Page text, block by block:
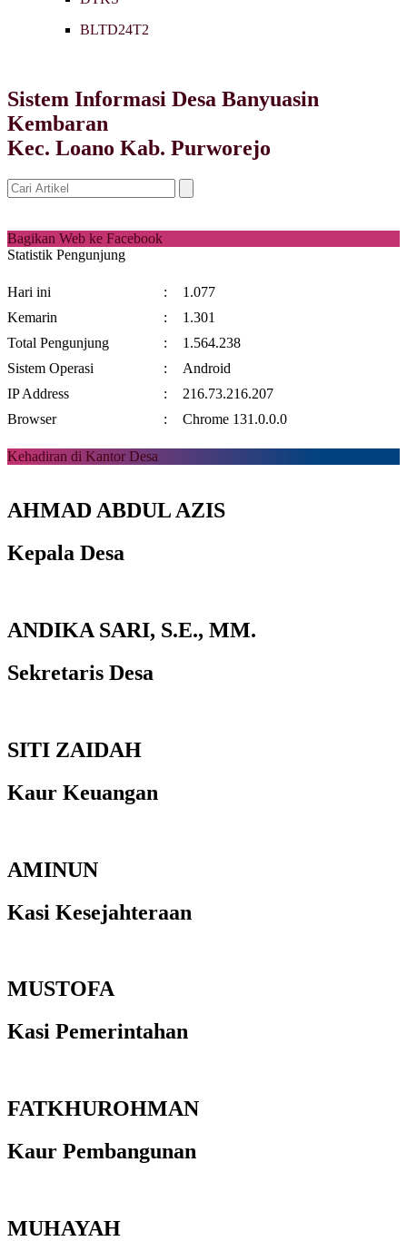
BLTD24T2
Sistem Informasi Desa Banyuasin
Kembaran
Kec. Loano Kab. Purworejo
Bagikan Web ke Facebook
Statistik Pengunjung
Hari ini :
1.077
Kemarin
:
1.301
Total Pengunjung
:
1.564.238
Sistem Operasi
:
Android
IP Address
:
216.73.216.207
Browser
: Chrome 131.0.0.0
Kehadiran di Kantor Desa
AHMAD ABDUL AZIS
Kepala Desa
ANDIKA SARI, S.E., MM.
Sekretaris Desa
SITI ZAIDAH
Kaur Keuangan
AMINUN
Kasi Kesejahteraan
MUSTOFA
Kasi Pemerintahan
FATKHUROHMAN
Kaur Pembangunan
MUHAYAH